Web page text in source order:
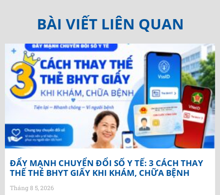
BÀI VIẾT LIÊN QUAN
ĐẨY MẠNH CHUYỂN ĐỔI SỐ Y TẾ: 3 CÁCH THAY
THẾ THẺ BHYT GIẤY KHI KHÁM, CHỮA BỆNH
Tháng 8 5, 2026